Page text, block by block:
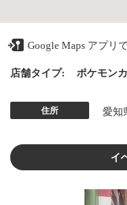
Google Maps アプリ
店舗タイプ: ポケモン
住所 愛知
イ